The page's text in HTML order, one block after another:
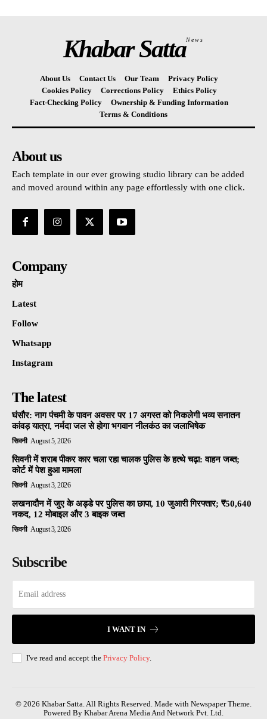
Khabar SattaNews
About Us Contact Us Our Team
Privacy Policy
Cookies Policy
Corrections Policy
Ethics Policy
Fact-Checking Policy
Ownership & Funding Information
Terms & Conditions
About us
Each template in our ever growing studio library can be added
and moved around within any page effortlessly with one click.
Company
होम
Latest
Follow
Whatsapp
Instagram
The latest
घंसौर: नाग पंचमी के पावन अवसर पर 17 अगस्त को निकलेगी भव्य सनातन
कांवड़ यात्रा, नर्मदा जल से होगा भगवान नीलकंठ का जलाभिषेक
सिवनी August 5, 2026
सिवनी में शराब पीकर कार चला रहा चालक पुलिस के हत्थे चढ़ा: वाहन जब्त;
कोर्ट में पेश हुआ मामला
सिवनी August 3, 2026
लखनादौन में जुए के अड्डे पर पुलिस का छापा, 10 जुआरी गिरफ्तार; ₹50,640
नकद, 12 मोबाइल और 3 बाइक जब्त
सिवनी August 3, 2026
Subscribe
I WANT IN
I've read and accept the Privacy Policy.
© 2026 Khabar Satta. All Rights Reserved. Made with Newspaper Theme.
Powered By Khabar Arena Media And Network Pvt. Ltd.